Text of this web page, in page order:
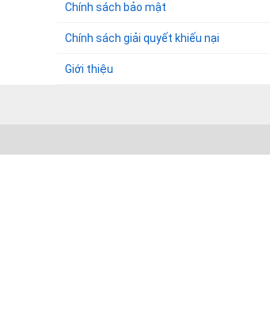
Chính sách bảo mật
Chính sách giải quyết khiếu nại
Giới thiệu